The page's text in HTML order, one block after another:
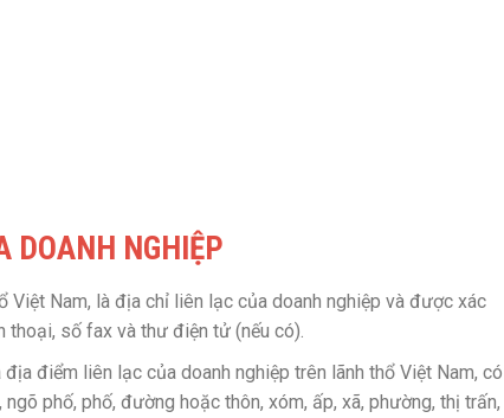
DOANH NGHIỆP
Việt Nam, là địa chỉ liên lạc của doanh nghiệp và được xác
số fax và thư điện tử (nếu có).
điểm liên lạc của doanh nghiệp trên lãnh thổ Việt Nam, có
phố, phố, đường hoặc thôn, xóm, ấp, xã, phường, thị trấn,